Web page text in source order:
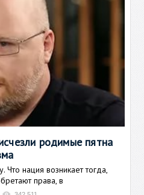
родимые пятна
нация возникает тогда,
права, в